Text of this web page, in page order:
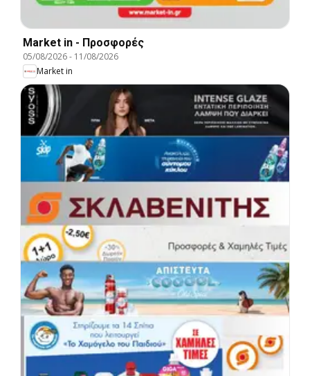
Market in - Προσφορές
05/08/2026- 11/08/2026
Market in